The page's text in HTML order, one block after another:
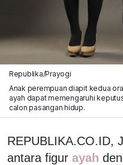
Republika/Prayogi
Anak perempuan diapit kedua
ayah dapat memengaruhi
calon pasangan hidup.
REPUBLIKA.CO.ID,
antara figur ayah